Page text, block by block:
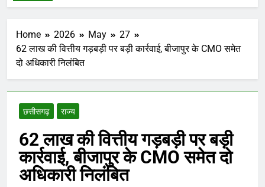
Home 2026 May
27
62 लाख की वित्तीय गड़बड़ी पर बड़ी कार्रवाई, बीजापुर के CMO समेत
दो अधिकारी निलंबित
छत्तीसगढ़ राज्य
62 लाख की वित्तीय गड़बड़ी पर बड़ी
कार्रवाई, बीजापुर के CMO समेत दो
अधिकारी निलंबित